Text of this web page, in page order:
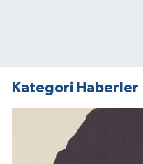
Kategori Haberler